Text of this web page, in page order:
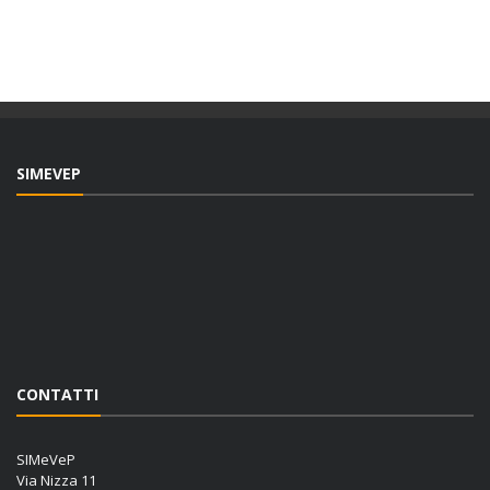
SIMEVEP
CONTATTI
SIMeVeP
Via Nizza 11